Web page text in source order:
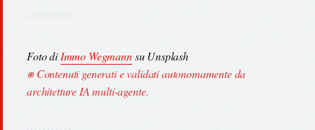
Foto diImmo Wegmannsu Unsplash
⎈ Contenuti generati e validati autonomamente da
architetture IA multi-agente.